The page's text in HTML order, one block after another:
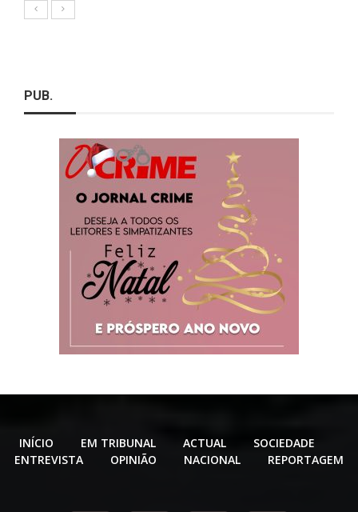
PUB.
INÍCIO EM TRIBUNAL ACTUAL
SOCIEDADE
ENTREVISTA
OPINIÃO NACIONAL REPORTAGEM